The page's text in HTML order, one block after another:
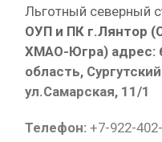
Льготный северный
ОУП и ПК г.Лянтор
ХМАО-Югра) адрес:
область,
ул.Самарская, 11/1
Телефон: +7-922-